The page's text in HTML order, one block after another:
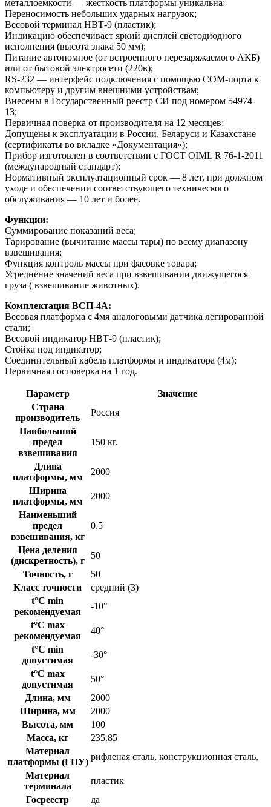
металлоемкости — жесткость платформы уникальна;
Переносимость небольших ударных нагрузок;
Весовой терминал НВТ-9 (пластик);
Индикацию обеспечивает яркий дисплей светодиодного
исполнения (высота знака 50 мм);
Питание автономное (от встроенного перезаряжаемого АКБ)
или от бытовой электросети (220в);
RS-232 — интерфейс подключения с помощью COM-порта к
компьютеру и другим внешними устройствам;
Внесены в Государственный реестр СИ под номером 54974-
13;
Первичная поверка от производителя на 12 месяцев;
Допущены к эксплуатации в России, Беларуси и Казахстане
(сертификаты во вкладке «Документация»);
Прибор изготовлен в соответствии с ГОСТ OIML R 76-1-2011
(международный стандарт);
Нормативный эксплуатационный срок — 8 лет, при должном
уходе и обеспечении соответствующего технического
обслуживания — 10 лет и более.
Функции:
Суммирование показаний веса;
Тарирование (вычитание массы тары) по всему диапазону
взвешивания;
Функция контроль массы при фасовке товара;
Усреднение значений веса при взвешивании движущегося
груза ( взвешивание животных).
Комплектация ВСП-4А:
Весовая платформа с 4мя аналоговыми датчика легированной
стали;
Весовой индикатор НВТ-9 (пластик);
Стойка под индикатор;
Соединительный кабель платформы и индикатора (4м);
Первичная госповерка на 1 год.
Параметр
Значение
Страна
производитель
Россия
Наибольший
предел
взвешивания
150 кг.
Длина
платформы, мм
2000
Ширина
платформы, мм
2000
Наименьший
предел
взвешивания, кг
0.5
Цена деления
(дискретность), г
50
Точность, г
50
Класс точности
средний (3)
t°C min
рекомендуемая
-10°
t°C max
рекомендуемая
40°
t°C min
допустимая
-30°
t°C max
допустимая
50°
Длина, мм
2000
Ширина, мм
2000
Высота, мм
100
Масса, кг
235.85
Материал
платформы (ГПУ)
рифленая сталь, конструкционная сталь,
Материал
терминала
пластик
Госреестр
да